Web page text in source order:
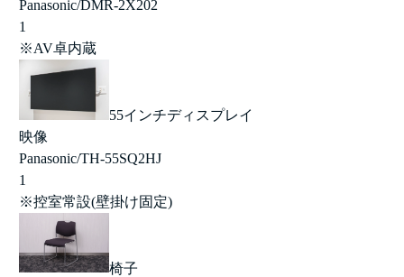
Panasonic/DMR-2X202
1
※AV卓内蔵
55インチディスプレイ
映像
Panasonic/TH-55SQ2HJ
1
※控室常設(壁掛け固定)
椅子